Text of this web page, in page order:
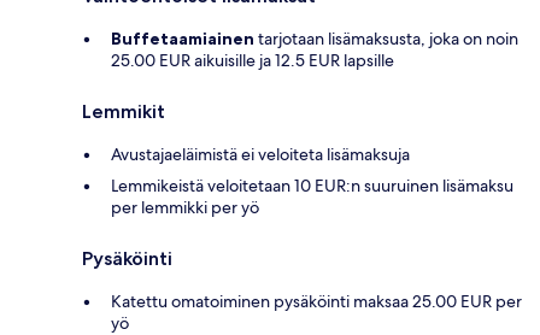
Buffetaamiainen tarjotaan lisämaksusta, joka on noin
25.00 EUR aikuisille ja 12.5 EUR lapsille
Lemmikit
Avustajaeläimistä ei veloiteta lisämaksuja
Lemmikeistä veloitetaan 10 EUR:n suuruinen lisämaksu
per lemmikki per yö
Pysäköinti
Katettu omatoiminen pysäköinti maksaa 25.00 EUR per
yö